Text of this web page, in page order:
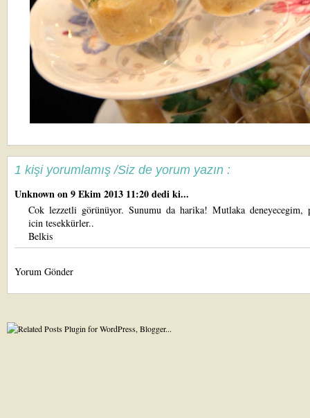
1 kişi yorumlamış /Siz de yorum yazın :
Unknownon 9 Ekim 2013 11:20 dedi ki...
Cok lezzetli görünüyor. Sunumu da harika! Mutlaka deneyecegim,
icin tesekkürler..
Belkis
Yorum Gönder